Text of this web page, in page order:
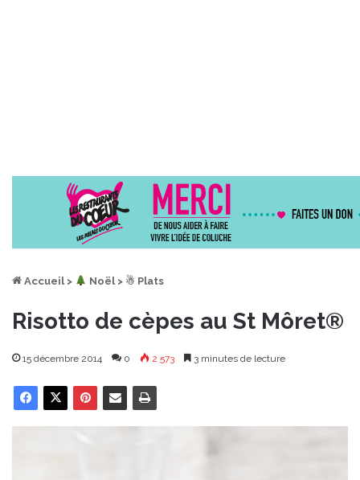
Accueil > ︎ Noël > ☃ Plats
Risotto de cèpes au St Môret®
15 décembre 2014 0 2 573 3 minutes de lecture